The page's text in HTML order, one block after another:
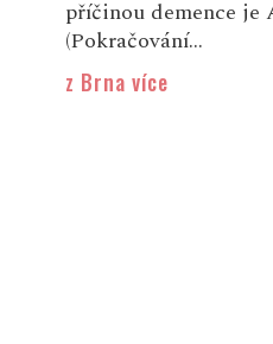
příčinou demence je
(Pokračování...
z Brna více